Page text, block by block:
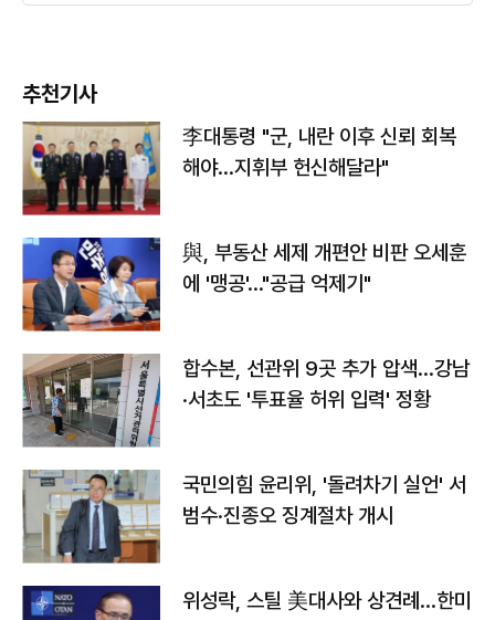
추천기사
李대통령 "군, 내란 이후 신뢰 회복
해야…지휘부 헌신해달라"
與, 부동산 세제 개편안 비판 오세훈
에 '맹공'…"공급 억제기"
합수본, 선관위 9곳 추가 압색…강남
·서초도 '투표율 허위 입력' 정황
국민의힘 윤리위, '돌려차기 실언' 서
범수·진종오 징계절차 개시
위성락, 스틸 美대사와 상견례…한미